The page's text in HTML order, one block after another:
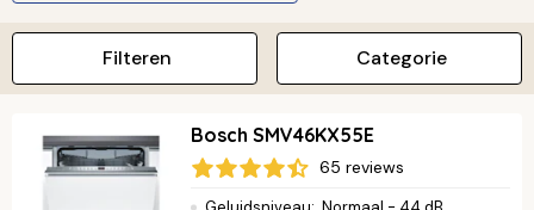
en stille werking. Dankzij slimme indelingen en energiezuinige
programma’s bespaar je niet alleen tijd, maar ook water en
energie. Ontdek hier welke vaatwasser jouw leven makkelijker
Categorie
Filteren
Bosch SMV46KX55E
65 reviews